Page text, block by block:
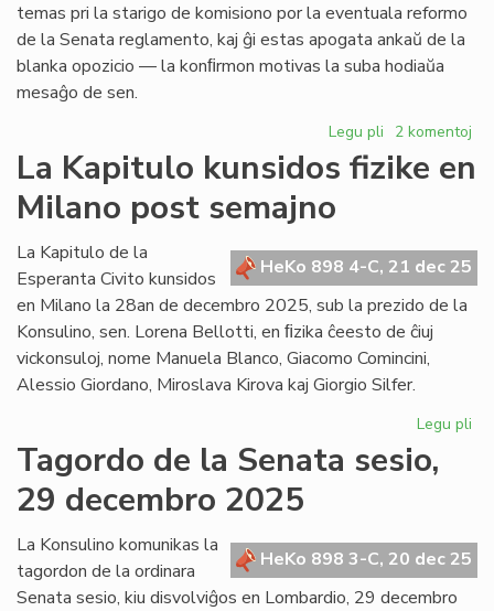
temas pri la starigo de komisiono por la eventuala reformo
de la Senata reglamento, kaj ĝi estas apogata ankaŭ de la
blanka opozicio — la konﬁrmon motivas la suba hodiaŭa
mesaĝo de sen.
Legu pli pri
Senata
reglamento:
Martinelli
konfirmas
2 komentoj
La Kapitulo kunsidos fizike en
Milano post semajno
HeKo 898 4-C, 21 dec 25
La Kapitulo de la
Esperanta Civito kunsidos
en Milano la 28an de decembro 2025, sub la prezido de la
Konsulino, sen. Lorena Bellotti, en ﬁzika ĉeesto de ĉiuj
vickonsuloj, nome Manuela Blanco, Giacomo Comincini,
Alessio Giordano, Miroslava Kirova kaj Giorgio Silfer.
Legu pli
en
Tagordo de la Senata sesio,
29 decembro 2025
HeKo 898 3-C, 20 dec 25
La Konsulino komunikas la
tagordon de la ordinara
Senata sesio, kiu disvolviĝos en Lombardio, 29 decembro